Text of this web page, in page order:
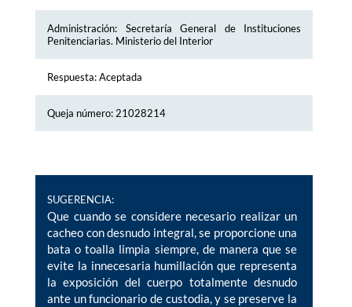
Administración: Secretaría General de Instituciones
Penitenciarias. Ministerio del Interior
Respuesta: Aceptada
Queja número: 21028214
SUGERENCIA:
Que cuando se considere necesario realizar un
cacheo con desnudo integral, se proporcione una
bata o toalla limpia siempre, de manera que se
evite la innecesaria humillación que representa
la exposición del cuerpo totalmente desnudo
ante un funcionario de custodia, y se preserve la